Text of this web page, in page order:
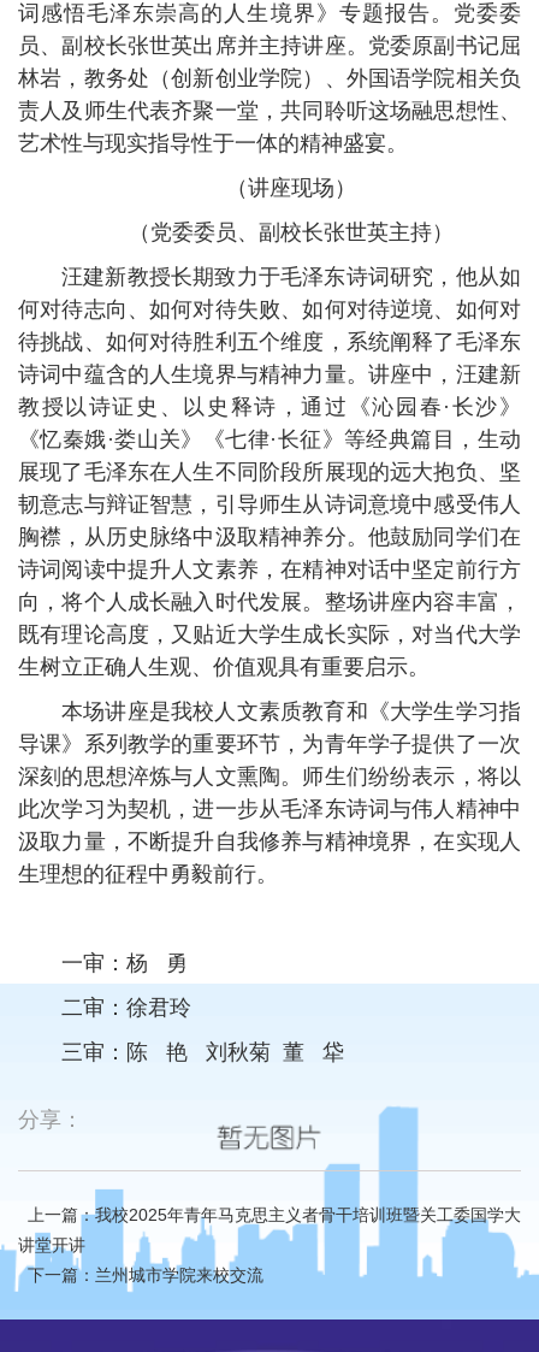
词感悟毛泽东崇高的人生境界》专题报告。党委委
员、副校长张世英出席并主持讲座。党委原副书记屈
林岩，教务处（创新创业学院）、外国语学院相关负
责人及师生代表齐聚一堂，共同聆听这场融思想性、
艺术性与现实指导性于一体的精神盛宴。
（讲座现场）
（党委委员、副校长张世英主持）
汪建新教授长期致力于毛泽东诗词研究，他从如
何对待志向、如何对待失败、如何对待逆境、如何对
待挑战、如何对待胜利五个维度，系统阐释了毛泽东
诗词中蕴含的人生境界与精神力量。讲座中，汪建新
教授以诗证史、以史释诗，通过《沁园春·长沙》
《忆秦娥·娄山关》《七律·长征》等经典篇目，生动
展现了毛泽东在人生不同阶段所展现的远大抱负、坚
韧意志与辩证智慧，引导师生从诗词意境中感受伟人
胸襟，从历史脉络中汲取精神养分。他鼓励同学们在
诗词阅读中提升人文素养，在精神对话中坚定前行方
向，将个人成长融入时代发展。整场讲座内容丰富，
既有理论高度，又贴近大学生成长实际，对当代大学
生树立正确人生观、价值观具有重要启示。
本场讲座是我校人文素质教育和《大学生学习指
导课》系列教学的重要环节，为青年学子提供了一次
深刻的思想淬炼与人文熏陶。师生们纷纷表示，将以
此次学习为契机，进一步从毛泽东诗词与伟人精神中
汲取力量，不断提升自我修养与精神境界，在实现人
生理想的征程中勇毅前行。
一审：杨 勇
二审：徐君玲
三审：陈 艳 刘秋菊 董 牮
分享：
上一篇：我校2025年青年马克思主义者骨干培训班暨关工委国学大
讲堂开讲
下一篇：兰州城市学院来校交流